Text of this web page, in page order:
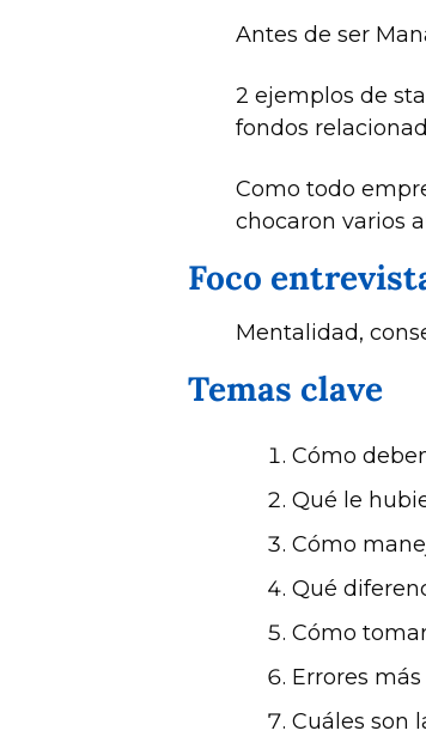
Antes de ser
2 ejemplos de
fondos
Como todo
chocaron varios
Foco
Mentalidad,
Temas clave
Cómo
Qué le
Cómo
Qué
Cómo
Errores
Cuáles son